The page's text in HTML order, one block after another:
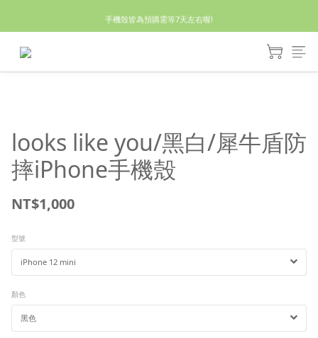
休假回來了!8/5恢復出貨₍˄•༝•˄₎◞✩
手機殼皆為預購需等7天左右喔!
亮綠澎澎夾棉立體相機包 預購中! 製作有點延遲預計八月中出貨
looks like you/黑白/犀牛盾防
摔iPhone手機殼
NT$1,000
型號
顏色